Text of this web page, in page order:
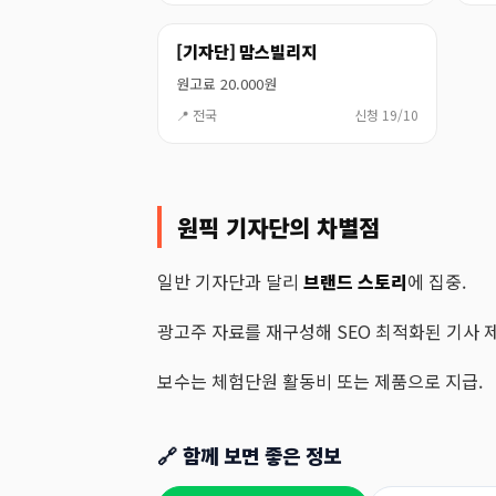
[기자단] 맘스빌리지
원고료 20.000원
📍 전국 신청 19/10
원픽 기자단의 차별점
일반 기자단과 달리 브랜드 스토리에 집중.
광고주 자료를 재구성해 SEO 최적화된 기사
보수는 체험단원 활동비 또는 제품으로 지급.
🔗 함께 보면 좋은 정보